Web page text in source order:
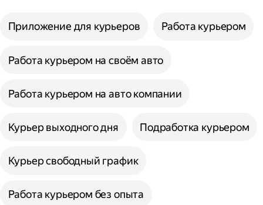
Приложение для курьеров Работа курьером
Работа курьером на своём авто
Работа курьером на авто компании
Курьер выходного дня Подработка курьером
Курьер свободный график
Работа курьером без опыта